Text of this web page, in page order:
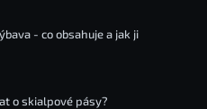
- co obsahuje a jak ji
o skialpové pásy?